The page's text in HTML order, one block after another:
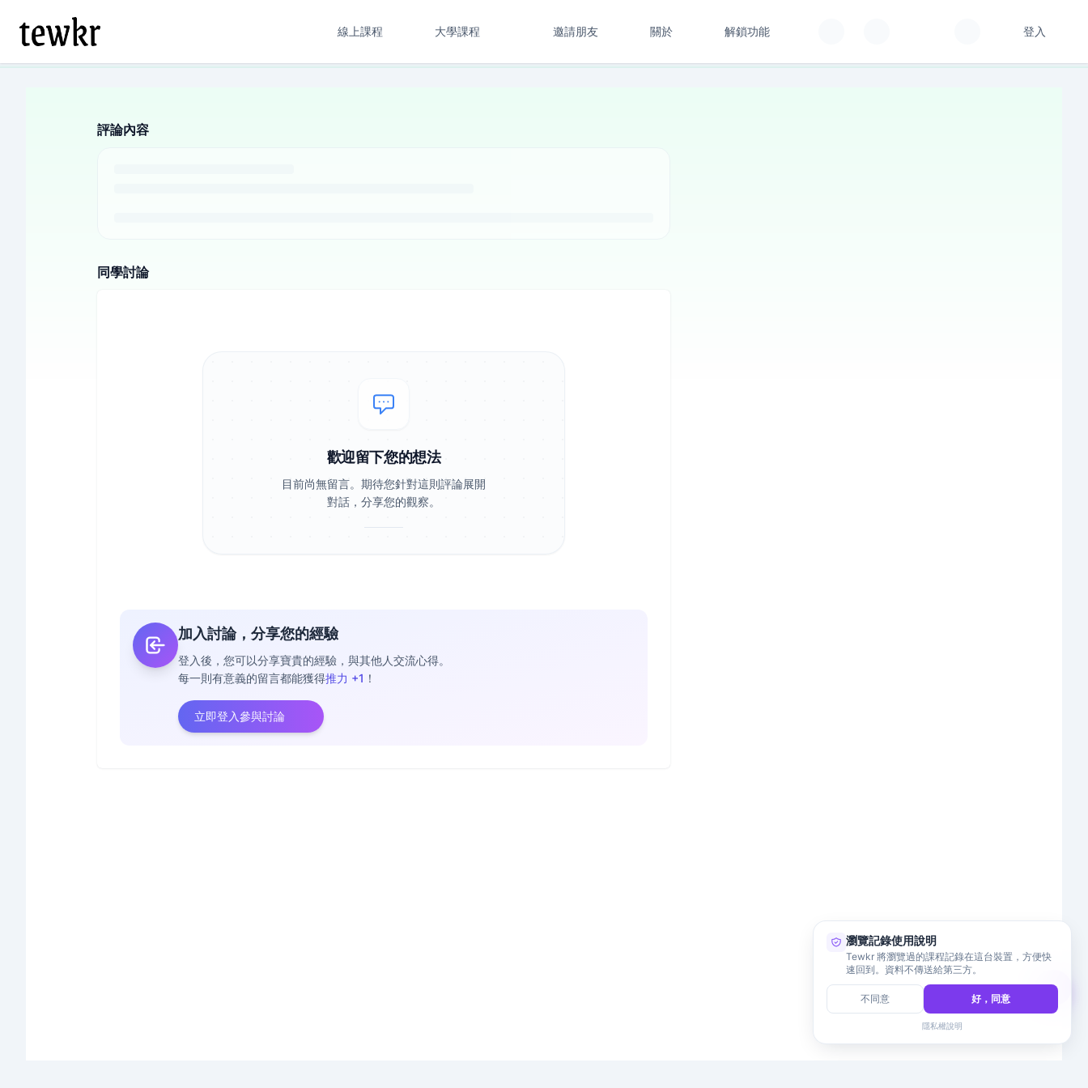
線上課程 大學課程 邀請朋友 關於 解鎖功能 登入
評論內容
同學討論
歡迎留下您的想法
目前尚無留言。期待您針對這則評論展開
對話，分享您的觀察。
加入討論，分享您的經驗
登入後，您可以分享寶貴的經驗，與其他人交流心得。
每一則有意義的留言都能獲得推力 +1 ！
立即登入參與討論
瀏覽記錄使用說明
Tewkr 將瀏覽過的課程記錄在這台裝置，方便快
速回到。資料不傳送給第三方。
不同意 好，同意
隱私權說明